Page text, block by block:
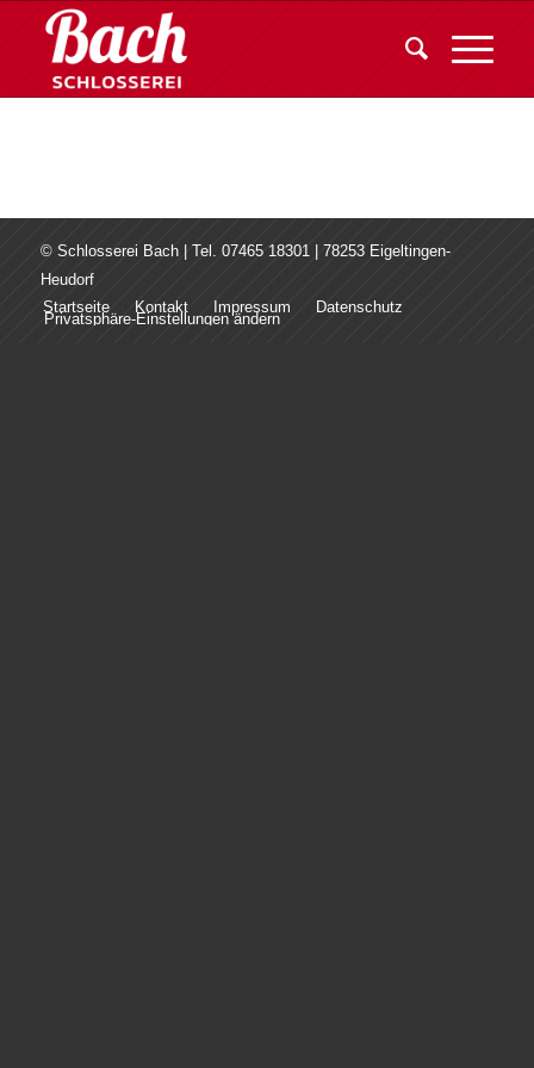
© Schlosserei Bach | Tel. 07465 18301 | 78253 Eigeltingen-
Heudorf
Startseite
Kontakt Impressum Datenschutz
Privatsphäre-Einstellungen ändern